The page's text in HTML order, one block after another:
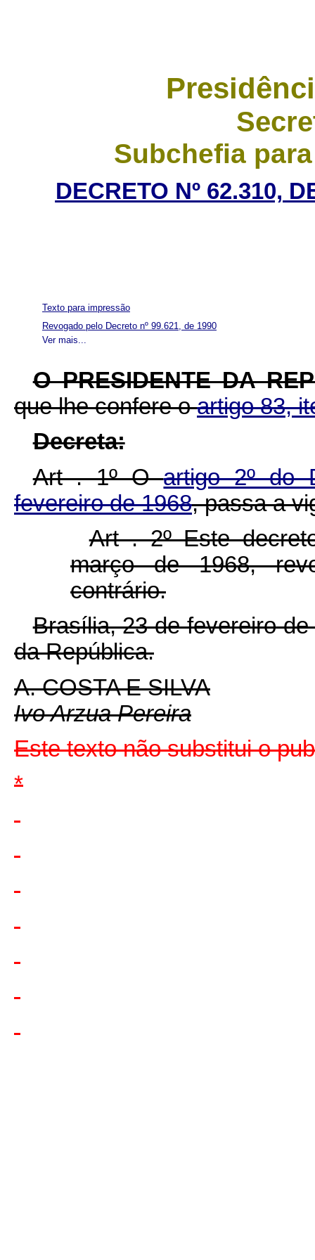
Subchefia
DECRETO Nº 62.310,
Ver mais...
Texto para impressão
Revogado pelo Decreto nº 99.621, de 1990
O PRESIDENTE DA
que lhe confere oartigo 83,
Decreta:
Art . 1º Oartigo 2º do
fevereiro de 1968, passa a
Art . 2º Este
março de 1968,
contrário.
Brasília, 23 de fevereiro de
da República.
A. COSTA E SILVA
Ivo Arzua Pereira
Este texto não substitui o
*